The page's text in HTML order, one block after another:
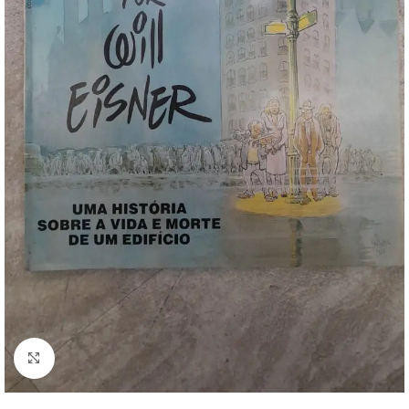
Clique para ampliar